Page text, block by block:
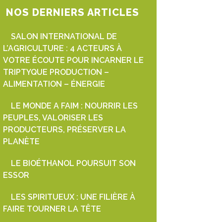
NOS DERNIERS ARTICLES
SALON INTERNATIONAL DE
L’AGRICULTURE : 4 ACTEURS À
VOTRE ÉCOUTE POUR INCARNER LE
TRIPTYQUE PRODUCTION –
ALIMENTATION – ÉNERGIE
LE MONDE A FAIM : NOURRIR LES
PEUPLES, VALORISER LES
PRODUCTEURS, PRÉSERVER LA
PLANÈTE
LE BIOÉTHANOL POURSUIT SON
ESSOR
LES SPIRITUEUX : UNE FILIÈRE À
FAIRE TOURNER LA TÊTE